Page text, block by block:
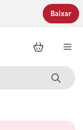
Baixar